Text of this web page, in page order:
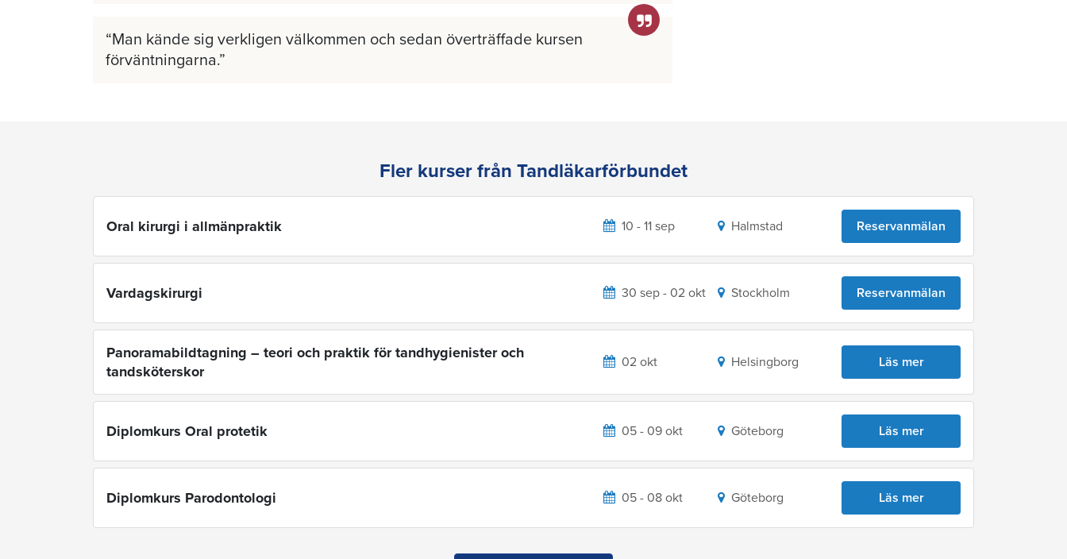
Man kände sig verkligen välkommen och sedan överträffade kursen
förväntningarna.
Fler kurser från Tandläkarförbundet
Oral kirurgi i allmänpraktik 10 - 11 sep Halmstad Reservanmälan
Vardagskirurgi 30 sep - 02 okt Stockholm Reservanmälan
Panoramabildtagning – teori och praktik för tandhygienister och
tandsköterskor
02 okt Helsingborg Läs mer
Diplomkurs Oral protetik 05 - 09 okt Göteborg Läs mer
Diplomkurs Parodontologi 05 - 08 okt Göteborg Läs mer